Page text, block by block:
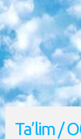
Ta’lim /